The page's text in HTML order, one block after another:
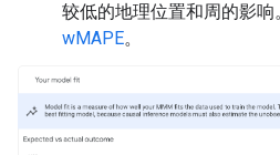
较低的地理位置和周的影
wMAPE。